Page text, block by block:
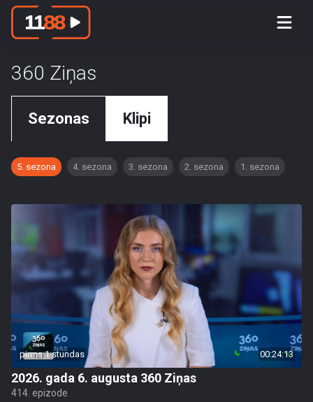
360 Ziņas
Sezonas Klipi
5. sezona 4. sezona 3. sezona 2. sezona 1. sezona
pirms 1 stundas 00:24:13
2026. gada 6. augusta 360 Ziņas
414. epizode